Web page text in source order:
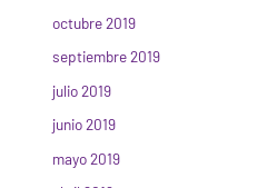
octubre 2019
septiembre 2019
julio 2019
junio 2019
mayo 2019